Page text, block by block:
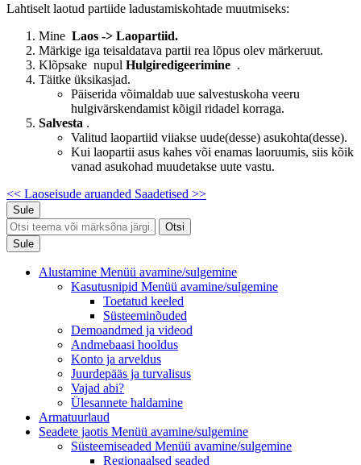
Lahtiselt laotud partiide ladustamiskohtade muutmiseks:
Mine Laos -> Laopartiid.
Märkige iga teisaldatava partii rea lõpus olev märkeruut.
Klõpsake nupul Hulgiredigeerimine .
Täitke üksikasjad.
Päiserida võimaldab uue salvestuskoha veeru
hulgivärskendamist kõigil ridadel korraga.
Salvesta .
Valitud laopartiid viiakse uude(desse) asukohta(desse).
Kui laopartii asus kahes või enamas laoruumis, siis kõik
vanad asukohad muudetakse uute vastu.
<< Laoseisude aruanded Saadetised >>
Sule
Otsi
Sule
Alustamine Menüü avamine/sulgemine
Kasutusnipid Menüü avamine/sulgemine
Toetatud keeled
Süsteeminõuded
Demoandmed ja videod
Andmebaasi hooldus
Konto ja arveldus
Juurdepääs ja turvalisus
Vajad abi?
Ülesannete haldamine
Armatuurlaud
Seadete jaotis Menüü avamine/sulgemine
Süsteemiseaded Menüü avamine/sulgemine
Regionaalsed seaded